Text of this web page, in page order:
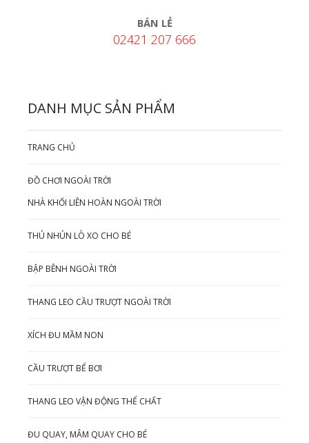
BÁN LẺ
02421 207 666
DANH MỤC SẢN PHẨM
TRANG CHỦ
ĐỒ CHƠI NGOÀI TRỜI
NHÀ KHỐI LIÊN HOÀN NGOÀI TRỜI
THÚ NHÚN LÒ XO CHO BÉ
BẬP BÊNH NGOÀI TRỜI
THANG LEO CẦU TRƯỢT NGOÀI TRỜI
XÍCH ĐU MẦM NON
CẦU TRƯỢT BỂ BƠI
THANG LEO VẬN ĐỘNG THỂ CHẤT
ĐU QUAY, MÂM QUAY CHO BÉ